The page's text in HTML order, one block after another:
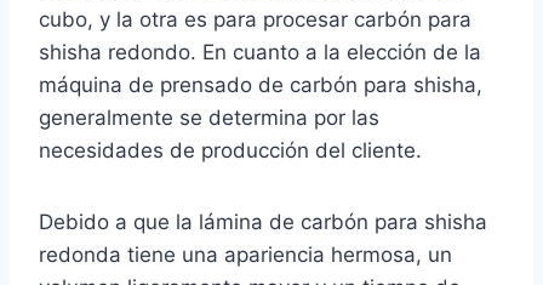
cubo, y la otra es para procesar carbón para
shisha redondo. En cuanto a la elección de la
máquina de prensado de carbón para shisha,
generalmente se determina por las
necesidades de producción del cliente.
Debido a que la lámina de carbón para shisha
redonda tiene una apariencia hermosa, un